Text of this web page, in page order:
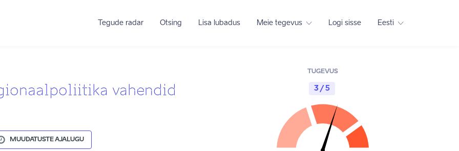
Tegude radar Otsing Lisa lubadus Meie tegevus Logi sisse Eesti
vahendid
MUUDATUSTE AJALUGU
TUGEVUS
3 / 5